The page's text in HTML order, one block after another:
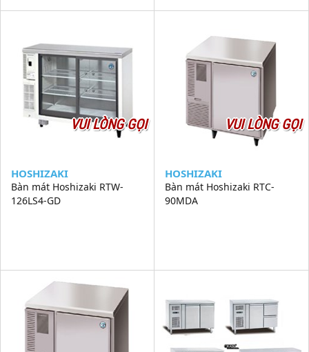
VUI LÒNG GỌI
HOSHIZAKI
Bàn mát Hoshizaki RTW-
126LS4-GD
VUI LÒNG GỌI
HOSHIZAKI
Bàn mát Hoshizaki RTC-
90MDA